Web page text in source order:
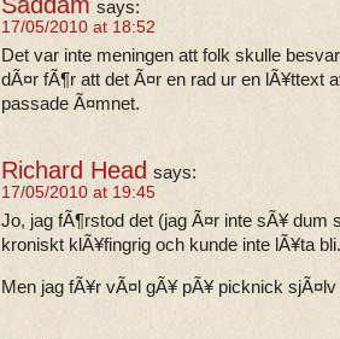
says:
17/05/2010 at 18:52
Det var inte meningen att folk skulle
dÃ¤r fÃ¶r att det Ã¤r en rad ur en lÃ¥ttext
passade Ã¤mnet.
Richard Head says:
17/05/2010 at 19:45
Jo, jag fÃ¶rstod det (jag Ã¤r inte sÃ¥ dum
kroniskt klÃ¥fingrig och kunde inte lÃ¥ta bli.
Men jag fÃ¥r vÃ¤l gÃ¥ pÃ¥ picknick sjÃ¤lv